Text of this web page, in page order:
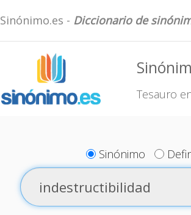
Sinónimo.es - Diccionario de
Tesauro
Sinónimo